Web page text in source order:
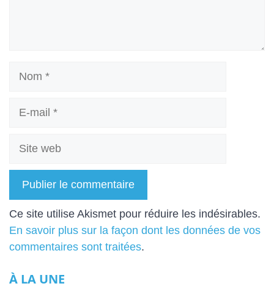
Site
A
l
t
r
Ce site utilise Akismet pour réduire les indésirables.
En savoir plus sur la façon dont les données de vos
commentaires sont traitées.
À LA UNE